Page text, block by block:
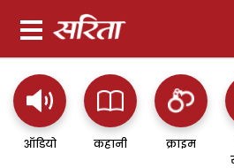
ऑडियो कहानी क्राइम